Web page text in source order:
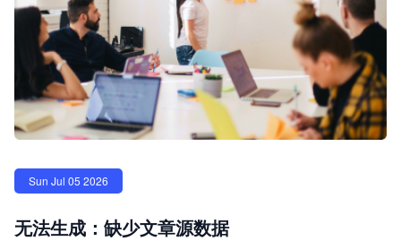
Sun Jul 05 2026
无法生成：缺少文章源数据